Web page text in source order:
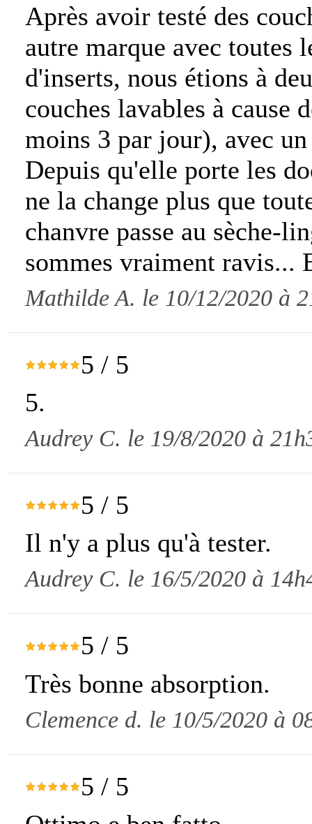
Après avoir testé des
autre marque avec toutes
d'inserts, nous étions à
couches lavables à cause
moins 3 par jour), avec
Depuis qu'elle porte les
ne la change plus que
chanvre passe au sèche-
sommes vraiment ravis...
Mathilde A. le 10/12/2020 à
5 / 5
5.
Audrey C. le 19/8/2020 à
5 / 5
Il n'y a plus qu'à tester.
Audrey C. le 16/5/2020 à
5 / 5
Très bonne absorption.
Clemence d. le 10/5/2020 à
5 / 5